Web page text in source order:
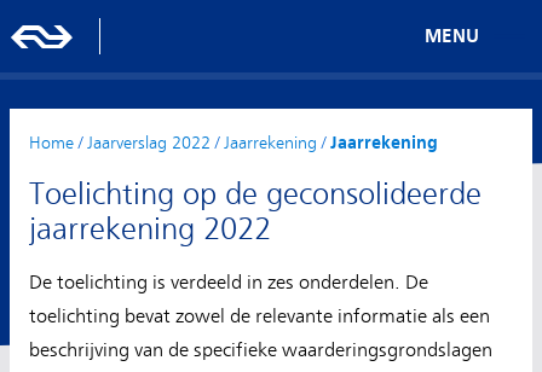
MENU
Home/ Jaarverslag 2022 / Jaarrekening /Jaarrekening
Toelichting op de geconsolideerde
jaarrekening 2022
De toelichting is verdeeld in zes onderdelen. De
toelichting bevat zowel de relevante informatie als een
beschrijving van de specifieke waarderingsgrondslagen